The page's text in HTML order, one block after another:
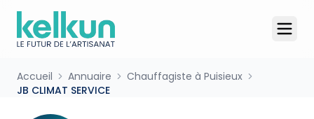
Accueil Annuaire
Chauffagiste à Puisieux
JB CLIMAT SERVICE